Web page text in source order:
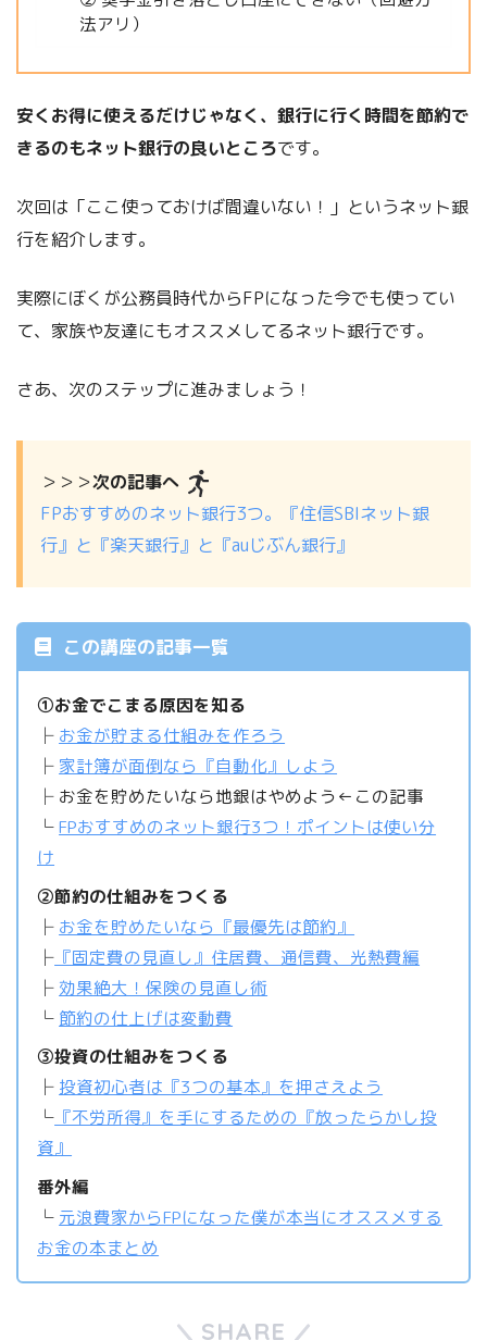
法アリ）
安くお得に使えるだけじゃなく、銀行に行く時間を節約で
きるのもネット銀行の良いところです。
次回は「ここ使っておけば間違いない！」というネット銀
行を紹介します。
実際にぼくが公務員時代からFPになった今でも使ってい
て、家族や友達にもオススメしてるネット銀行です。
さあ、次のステップに進みましょう！
＞＞＞次の記事へ
FPおすすめのネット銀行3つ。『住信SBIネット銀
行』と『楽天銀行』と『auじぶん銀行』
この講座の記事一覧
①お金でこまる原因を知る
├ お金が貯まる仕組みを作ろう
├ 家計簿が面倒なら『自動化』しよう
├ お金を貯めたいなら地銀はやめよう←この記事
└FPおすすめのネット銀行3つ！ポイントは使い分
け
②節約の仕組みをつくる
├ お金を貯めたいなら『最優先は節約』
├ 『固定費の見直し』住居費、通信費、光熱費編
├効果絶大！保険の見直し術
└ 節約の仕上げは変動費
③投資の仕組みをつくる
├ 投資初心者は『3つの基本』を押さえよう
└ 『不労所得』を手にするための『放ったらかし投
資』
番外編
└ 元浪費家からFPになった僕が本当にオススメする
お金の本まとめ
SHARE